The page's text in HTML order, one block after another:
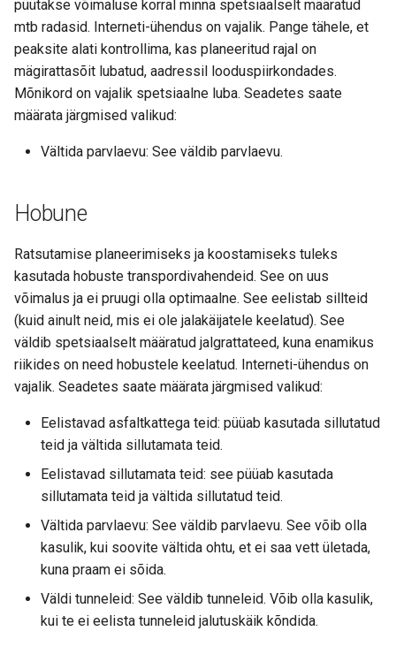
püütakse võimaluse korral minna spetsiaalselt määratud
mtb radasid. Interneti-ühendus on vajalik. Pange tähele, et
peaksite alati kontrollima, kas planeeritud rajal on
mägirattasõit lubatud, aadressil looduspiirkondades.
Mõnikord on vajalik spetsiaalne luba. Seadetes saate
määrata järgmised valikud:
Vältida parvlaevu: See väldib parvlaevu.
Hobune
Ratsutamise planeerimiseks ja koostamiseks tuleks
kasutada hobuste transpordivahendeid. See on uus
võimalus ja ei pruugi olla optimaalne. See eelistab sillteid
(kuid ainult neid, mis ei ole jalakäijatele keelatud). See
väldib spetsiaalselt määratud jalgrattateed, kuna enamikus
riikides on need hobustele keelatud. Interneti-ühendus on
vajalik. Seadetes saate määrata järgmised valikud:
Eelistavad asfaltkattega teid: püüab kasutada sillutatud
teid ja vältida sillutamata teid.
Eelistavad sillutamata teid: see püüab kasutada
sillutamata teid ja vältida sillutatud teid.
Vältida parvlaevu: See väldib parvlaevu. See võib olla
kasulik, kui soovite vältida ohtu, et ei saa vett ületada,
kuna praam ei sõida.
Väldi tunneleid: See väldib tunneleid. Võib olla kasulik,
kui te ei eelista tunneleid jalutuskäik kõndida.